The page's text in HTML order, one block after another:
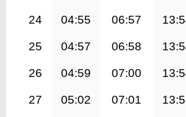
24 04:55 06:57
25 04:57 06:58
26 04:59 07:00
27 05:02 07:01